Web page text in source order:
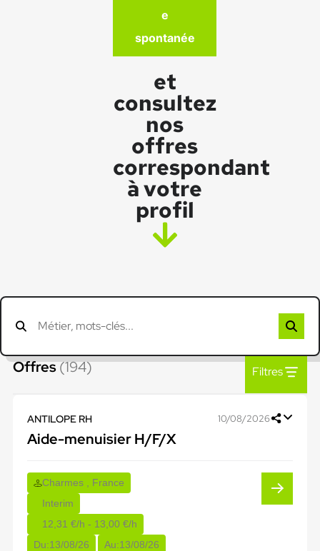
e
spontanée
et
consultez
nos
offres
correspondant
à votre
profil
Offres(194) Filtres
ANTILOPE RH 10/08/2026
Aide-menuisier H/F/X
Charmes , France
Interim
12,31 €/h - 13,00 €/h
Du:13/08/26 Au:13/08/26